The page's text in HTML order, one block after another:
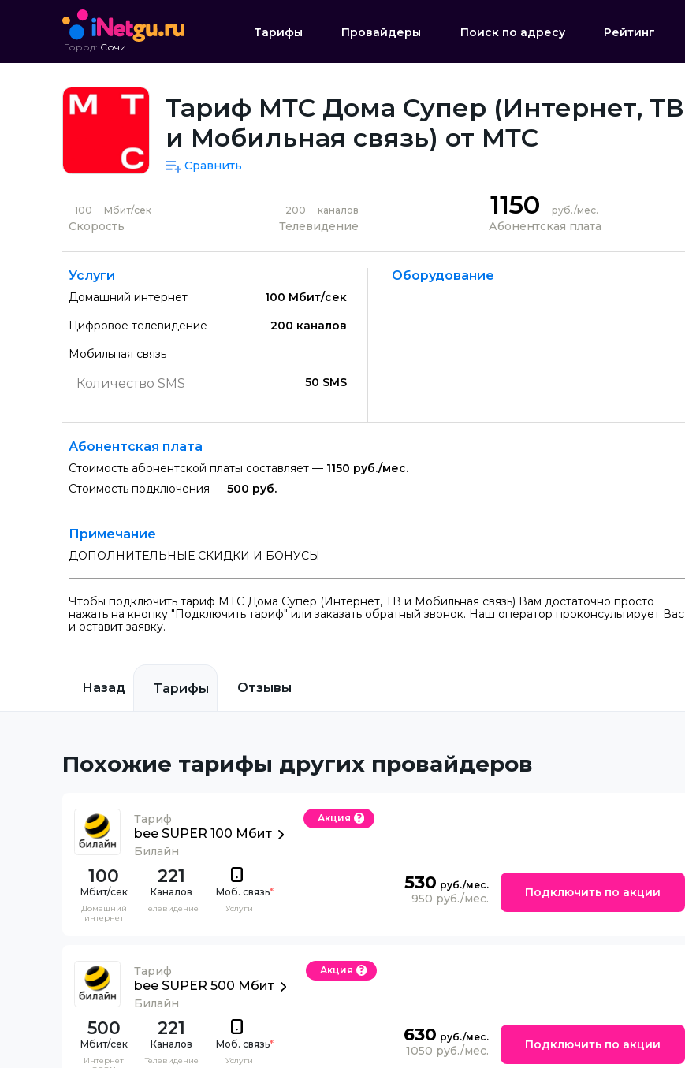
Город: Сочи
Тарифы Провайдеры Поиск по адресу Рейтинг
Тариф МТС Дома Супер (Интернет, ТВ
и Мобильная связь) от МТС
Сравнить
100 Мбит/сек
Скорость
200 каналов
Телевидение
1150 руб./мес.
Абонентская плата
Услуги
Домашний интернет
100 Мбит/сек
Цифровое телевидение
200 каналов
Мобильная связь
Количество SMS 50 SMS
Оборудование
Абонентская плата
Стоимость абонентской платы составляет — 1150 руб./мес.
Стоимость подключения — 500 руб.
Примечание
ДОПОЛНИТЕЛЬНЫЕ СКИДКИ И БОНУСЫ
Чтобы подключить тариф МТС Дома Супер (Интернет, ТВ и Мобильная связь) Вам достаточно просто
нажать на кнопку "Подключить тариф" или заказать обратный звонок. Наш оператор проконсультирует Вас
и оставит заявку.
Назад Тарифы Отзывы
Похожие тарифы других провайдеров
Тариф
bee SUPER 100 Мбит
Билайн
Акция
100
Домашний
интернет
221
Каналов
Телевидение
Моб. связь*
Услуги
530
950 Подключить по акции
Тариф
bee SUPER 500 Мбит
Билайн
Акция
500
Интернет
221
Каналов
Телевидение
Моб. связь*
Услуги
630
1050 Подключить по акции